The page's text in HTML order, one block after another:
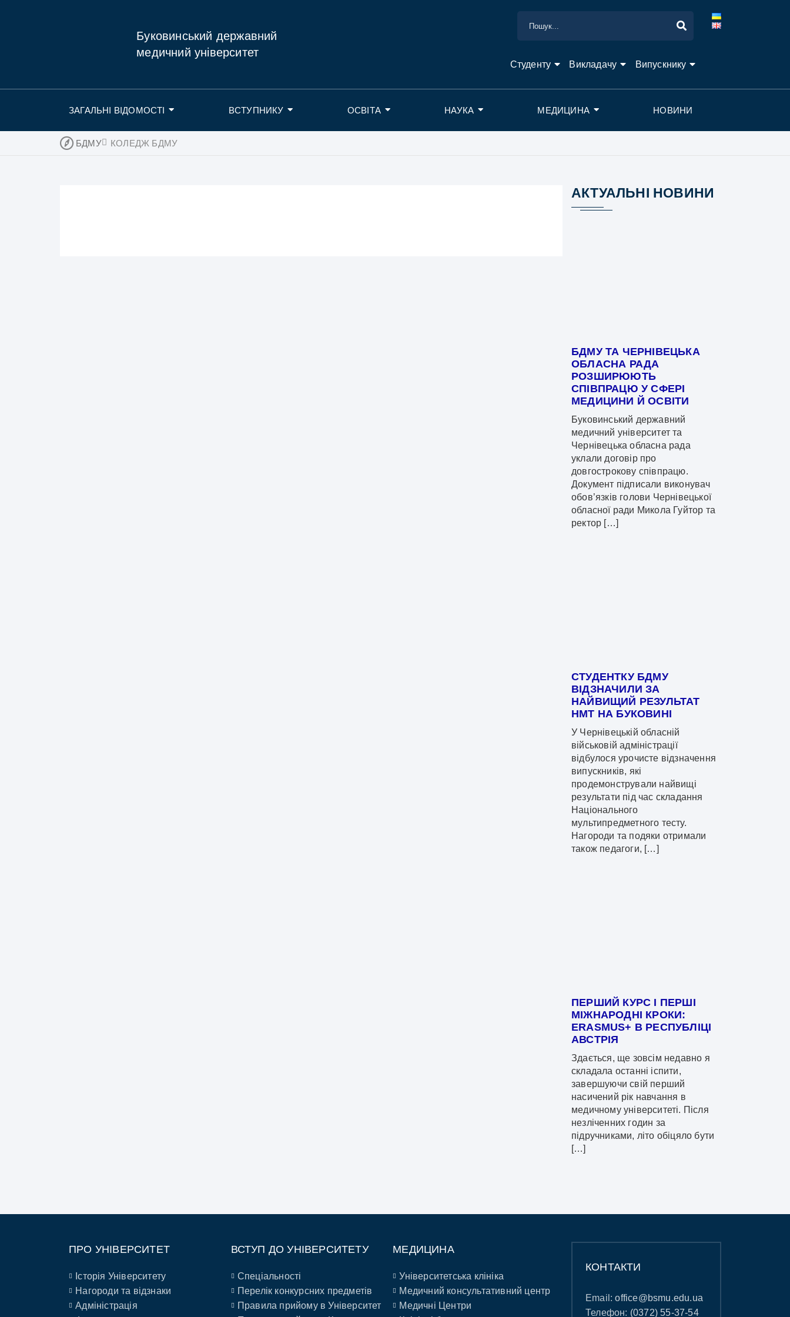
Буковинський державний
медичний університет
Студенту Викладачу Випускнику
ЗАГАЛЬНІ ВІДОМОСТІ ВСТУПНИКУ ОСВІТА НАУКА МЕДИЦИНА НОВИНИ
БДМУ КОЛЕДЖ БДМУ
АКТУАЛЬНІ НОВИНИ
БДМУ ТА ЧЕРНІВЕЦЬКА
ОБЛАСНА РАДА
РОЗШИРЮЮТЬ
СПІВПРАЦЮ У СФЕРІ
МЕДИЦИНИ Й ОСВІТИ
Буковинський державний
медичний університет та
Чернівецька обласна рада
уклали договір про
довгострокову співпрацю.
Документ підписали виконувач
обов’язків голови Чернівецької
обласної ради Микола Гуйтор та
ректор […]
СТУДЕНТКУ БДМУ
ВІДЗНАЧИЛИ ЗА
НАЙВИЩИЙ РЕЗУЛЬТАТ
НМТ НА БУКОВИНІ
У Чернівецькій обласній
військовій адміністрації
відбулося урочисте відзначення
випускників, які
продемонстрували найвищі
результати під час складання
Національного
мультипредметного тесту.
Нагороди та подяки отримали
також педагоги, […]
ПЕРШИЙ КУРС І ПЕРШІ
МІЖНАРОДНІ КРОКИ:
ERASMUS+ В РЕСПУБЛІЦІ
АВСТРІЯ
Здається, ще зовсім недавно я
складала останні іспити,
завершуючи свій перший
насичений рік навчання в
медичному університеті. Після
незліченних годин за
підручниками, літо обіцяло бути
[…]
ПРО УНІВЕРСИТЕТ
Історія Університету
Нагороди та відзнаки
Адміністрація
ВСТУП ДО УНІВЕРСИТЕТУ
Спеціальності
Перелік конкурсних предметів
Правила прийому в Університет
МЕДИЦИНА
Університетська клініка
Медичний консультативний центр
Медичні Центри
КОНТАКТИ
Email:office@bsmu.edu.ua
Телефон: (0372) 55-37-54